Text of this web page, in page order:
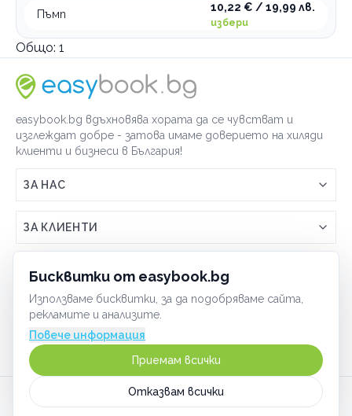
Бисквитки от easybook.bg
Използваме бисквитки, за да подобряваме сайта,
рекламите и анализите.
Повече информация
Отказвам всички
Приемам всички
Пъмп
10,22 € / 19,99 лв.
избери
Общо: 1
пилатес
фитнес
функционална тренировка
Категории
По домовете
easybook.bg вдъхновява хората да се чувстват и
изглеждат добре - затова имаме доверието на хиляди
клиенти и бизнеси в България!
ЗА НАС
Връзка с easybook.bg
Как работи easybook
Често задавани въпроси
ЗА КЛИЕНТИ
Условия за ползване
GDPR политика
Сигурност
ЗА ТЪРГОВЦИ
Включи бизнеса си
Управлявай ефективно с easybook
ОБЩИ
Бисквитки
Начин на плащане
Карта на сайта